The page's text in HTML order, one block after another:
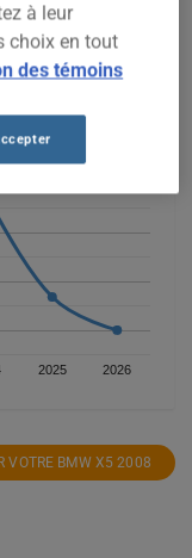
2025 2026
VOTRE BMW X5 2008
à leur
choix en tout
des témoins